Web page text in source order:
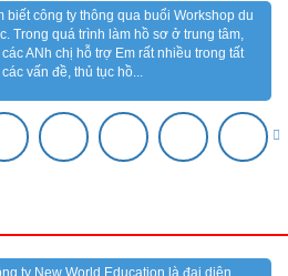
biết công ty thông qua buổi Workshop du
Trong quá trình làm hồ sơ ở trung tâm,
các ANh chị hỗ trợ Em rất nhiều trong tất
các vấn đề, thủ tục hồ...
ty New World Education là đại diện